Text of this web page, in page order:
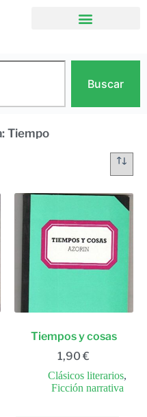
Buscar
Tiempo
Tiempos y cosas
1,90€
Clásicos literarios,
Ficción narrativa